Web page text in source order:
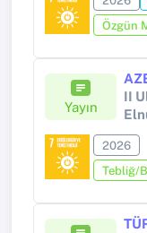
Özgün
Yayın
2026
Tebliğ/